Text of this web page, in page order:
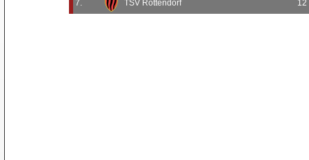
7. TSV Rottendorf 12